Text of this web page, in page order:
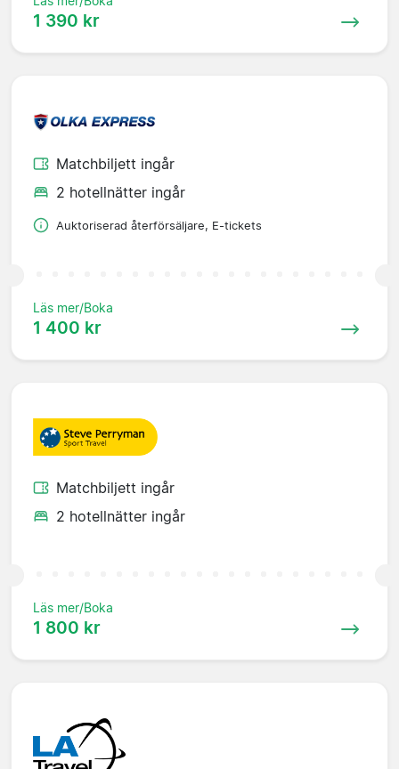
1 390 kr
Matchbiljett ingår
2 hotellnätter ingår
Auktoriserad återförsäljare, E-tickets
Läs mer/Boka
1 400 kr
Matchbiljett ingår
2 hotellnätter ingår
Läs mer/Boka
1 800 kr